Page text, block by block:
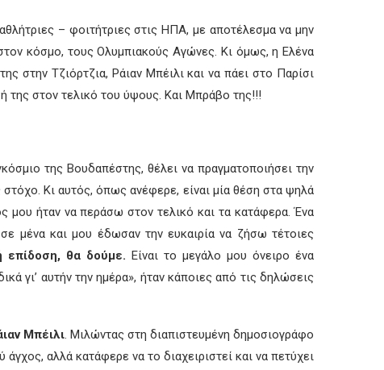
– φοιτήτριες στις ΗΠΑ, με αποτέλεσμα να μην
κόσμο, τους Ολυμπιακούς Αγώνες. Κι όμως, η Ελένα
στην Τζιόρτζια, Ράιαν Μπέιλι και να πάει στο Παρίσι
της στον τελικό του ύψους. Και Μπράβο της!!!
της Βουδαπέστης, θέλει να πραγματοποιήσει την
Κι αυτός, όπως ανέφερε, είναι μία θέση στα ψηλά
μου ήταν να περάσω στον τελικό και τα κατάφερα. Ένα
μένα και μου έδωσαν την ευκαιρία να ζήσω τέτοιες
επίδοση, θα δούμε. Είναι το μεγάλο μου όνειρο ένα
γι’ αυτήν την ημέρα», ήταν κάποιες από τις δηλώσεις
Μπέιλι. Μιλώντας στη διαπιστευμένη δημοσιογράφο
αλλά κατάφερε να το διαχειριστεί και να πετύχει